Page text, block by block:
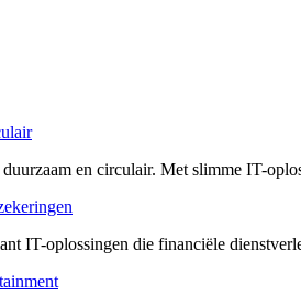
en circulair. Met slimme IT-
IT-oplossingen die financiële